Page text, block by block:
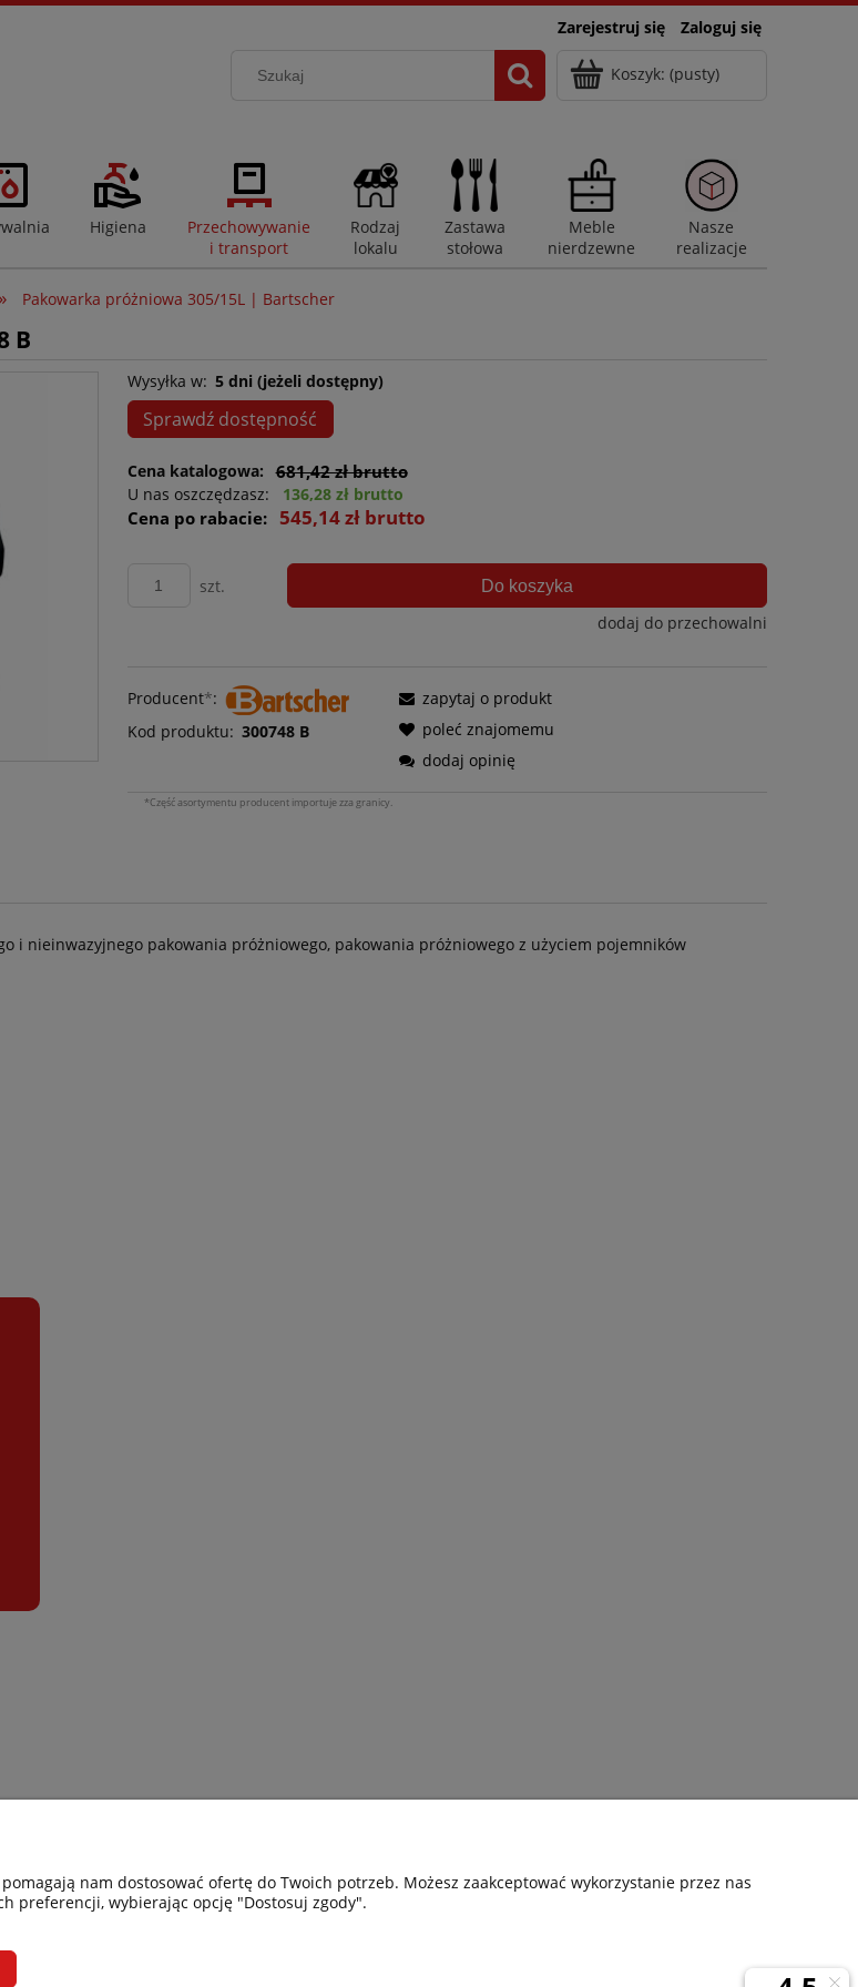
Zarejestruj się Zaloguj się
Koszyk: (pusty)
Higiena
Przechowywanie
i transport
Rodzaj
lokalu
Zastawa
stołowa
Meble
nierdzewne
Nasze
realizacje
» Pakowarka próżniowa 305/15L | Bartscher
B
Wysyłka w: 5 dni (jeżeli dostępny)
Sprawdź dostępność
Cena katalogowa: 681,42 zł brutto
U nas oszczędzasz: 136,28 zł brutto
Cena po rabacie: 545,14 zł brutto
szt. Do koszyka
dodaj do przechowalni
Producent*:
Kod produktu: 300748 B
zapytaj o produkt
poleć znajomemu
dodaj opinię
*Część asortymentu producent importuje zza granicy.
i nieinwazyjnego pakowania próżniowego, pakowania próżniowego z użyciem pojemników
Twoje zamówienia
nam dostosować ofertę do Twoich potrzeb. Możesz zaakceptować wykorzystanie przez nas
preferencji, wybierając opcję "Dostosuj zgody".